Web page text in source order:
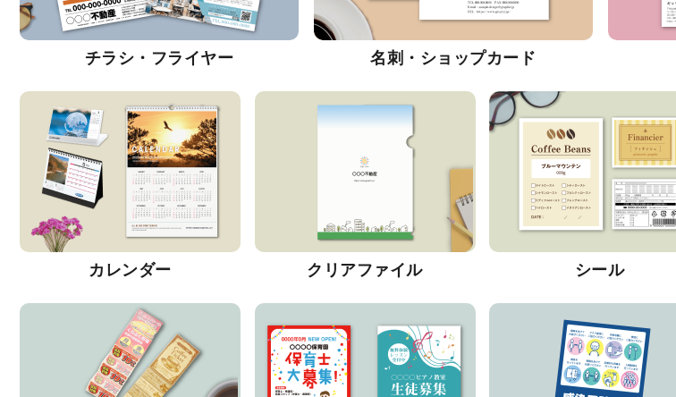
チラシ・フライヤー 名刺・ショップカード
カレンダー クリアファイル シール